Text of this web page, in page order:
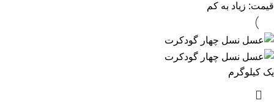
قیمت: زیاد به کم
یک کیلوگرم